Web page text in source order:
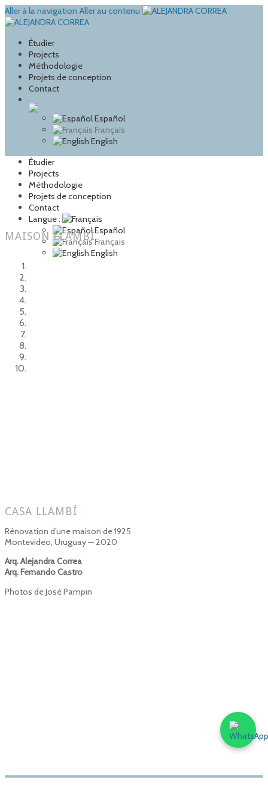
Aller à la navigation Aller au contenu
Étudier
Projects
Méthodologie
Projets de conception
Contact
Español
Français
English
Étudier
Projects
Méthodologie
Projets de conception
Contact
Langue :
Español
Français
English
MAISON LLAMBÍ
CASA LLAMBÍ
Rénovation d’une maison de 1925
Montevideo, Uruguay — 2020
Arq. Alejandra Correa
Arq. Fernando Castro
Photos de José Pampin